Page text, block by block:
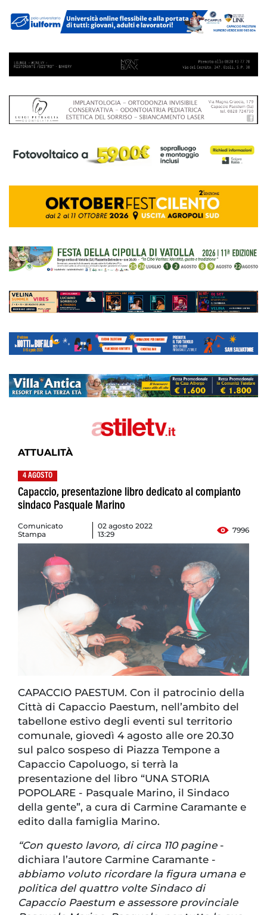
ATTUALITÀ
4 AGOSTO
Capaccio, presentazione libro dedicato al compianto
sindaco Pasquale Marino
Comunicato
Stampa
02 agosto 2022
13:29
7996
CAPACCIO PAESTUM. Con il patrocinio della
Città di Capaccio Paestum, nell’ambito del
tabellone estivo degli eventi sul territorio
comunale, giovedì 4 agosto alle ore 20.30
sul palco sospeso di Piazza Tempone a
Capaccio Capoluogo, si terrà la
presentazione del libro “UNA STORIA
POPOLARE - Pasquale Marino, il Sindaco
della gente”, a cura di Carmine Caramante e
edito dalla famiglia Marino.
“Con questo lavoro, di circa 110 pagine-
dichiara l’autore Carmine Caramante -
abbiamo voluto ricordare la figura umana e
politica del quattro volte Sindaco di
Capaccio Paestum e assessore provinciale